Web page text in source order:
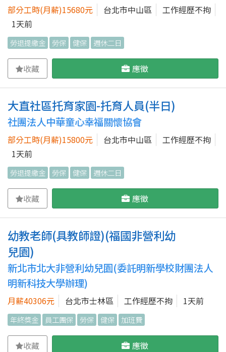
部分工時(月薪)15680元 台北市中山區
工作經歷不拘
1天前
勞退提繳金 勞保 健保 週休二日
收藏 應徵
大直社區托育家園-托育人員(半日)
社團法人中華童心幸福關懷協會
部分工時(月薪)15800元 台北市中山區
工作經歷不拘
1天前
勞退提繳金 勞保 健保 週休二日
收藏 應徵
幼教老師(具教師證)(福國非營利幼
兒園)
新北市北大非營利幼兒園(委託明新學校財團法人
明新科技大學辦理)
月薪40306元 台北市士林區 工作經歷不拘 1天前
年終獎金 員工團保 勞保 健保 加班費
收藏 應徵